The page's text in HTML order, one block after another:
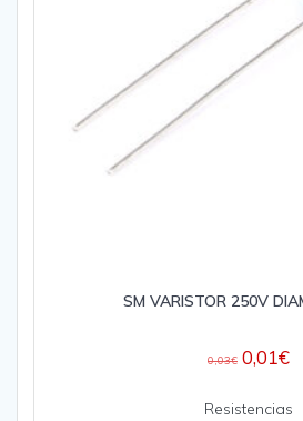
SM VARISTOR 250V
0,03€ 0,01€
Resistencias